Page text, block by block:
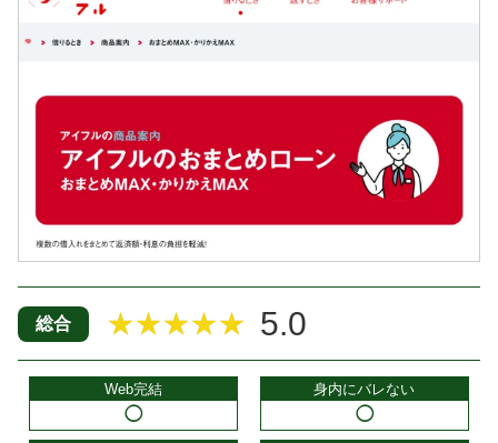
総合 ★★★★★ 5.0
Web完結
◯
身内にバレない
◯